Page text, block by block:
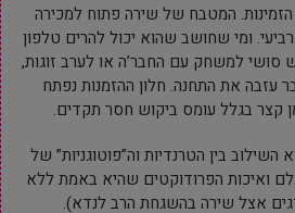
המטבח של שירה פתוח למכירה
ומי שחושב שהוא יכול להרים טלפון
סושי למשחק עם החבר’ה או לערב זוגות,
עזבה את התחנה. חלון ההזמנות נפתח
קצר בגלל עומס ביקוש חסר תקדים.
בין הטרנדיות וה”פוטוגניות” של
ואיכות הפרודוקטים שהיא באמת ללא
אצל שירה בהשגחת הרב לנדא).